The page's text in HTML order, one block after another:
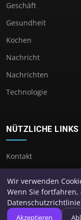
Geschäft
Gesundheit
Kochen
Nachricht
Nachrichten
Technologie
NÜTZLICHE LINKS
Kontakt
© 2026
Wir verwenden
Wenn Sie
Akzeptieren